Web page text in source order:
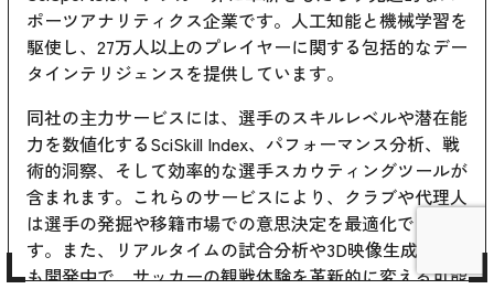
ポーツアナリティクス企業です。人工知能と機械学習を
駆使し、27万人以上のプレイヤーに関する包括的なデー
タインテリジェンスを提供しています。
同社の主力サービスには、選手のスキルレベルや潜在能
力を数値化するSciSkill Index、パフォーマンス分析、戦
術的洞察、そして効率的な選手スカウティングツールが
含まれます。これらのサービスにより、クラブや代理人
は選手の発掘や移籍市場での意思決定を最適化できま
す。また、リアルタイムの試合分析や3D映像生成技術
も開発中で、サッカーの観戦体験を革新的に変える可能